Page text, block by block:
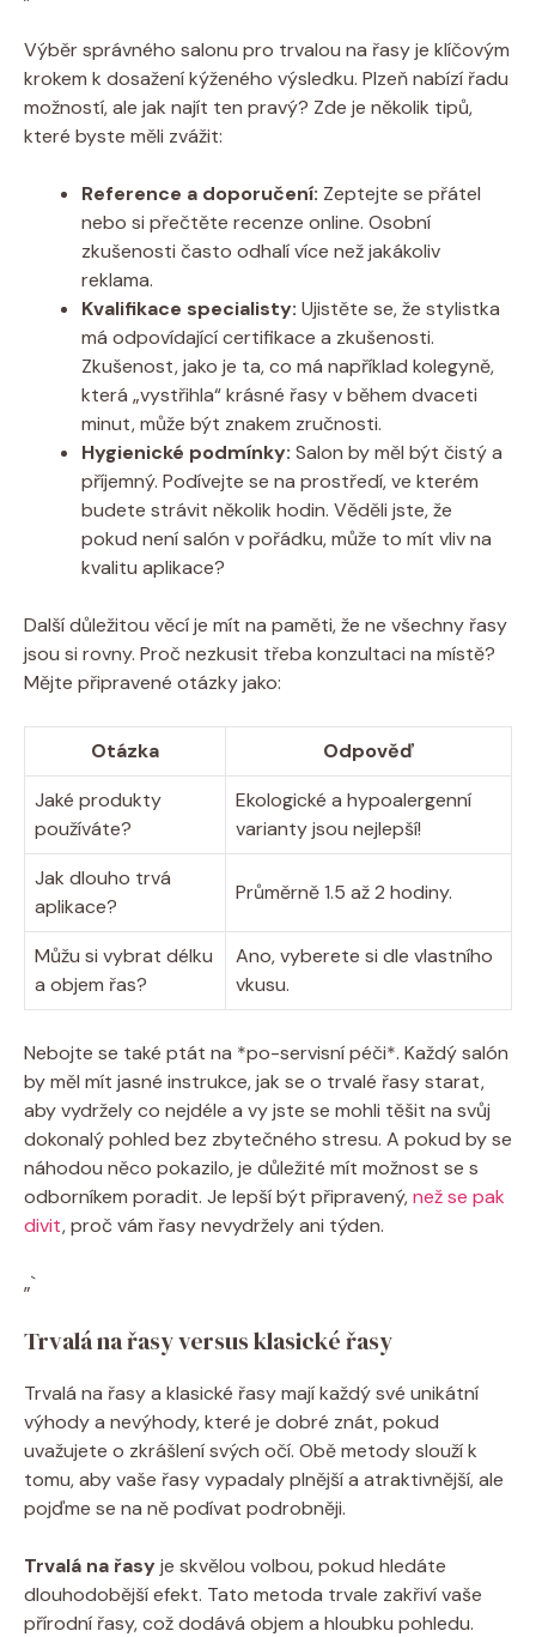
Výběr správného salonu pro trvalou na řasy je klíčovým
krokem k dosažení kýženého výsledku. Plzeň nabízí řadu
možností, ale jak najít ten pravý? Zde je několik tipů,
které byste měli zvážit:
Reference a doporučení: Zeptejte se přátel
nebo si přečtěte recenze online. Osobní
zkušenosti často odhalí více než jakákoliv
reklama.
Kvalifikace specialisty: Ujistěte se, že stylistka
má odpovídající certifikace a zkušenosti.
Zkušenost, jako je ta, co má například kolegyně,
která „vystřihla“ krásné řasy v během dvaceti
minut, může být znakem zručnosti.
Hygienické podmínky: Salon by měl být čistý a
příjemný. Podívejte se na prostředí, ve kterém
budete strávit několik hodin. Věděli jste, že
pokud není salón v pořádku, může to mít vliv na
kvalitu aplikace?
Další důležitou věcí je mít na paměti, že ne všechny řasy
jsou si rovny. Proč nezkusit třeba konzultaci na místě?
Mějte připravené otázky jako:
Otázka
Odpověď
Jaké produkty
používáte?
Ekologické a hypoalergenní
varianty jsou nejlepší!
Jak dlouho trvá
aplikace?
Průměrně 1.5 až 2 hodiny.
Můžu si vybrat délku
a objem řas?
Ano, vyberete si dle vlastního
vkusu.
Nebojte se také ptát na *po-servisní péči*. Každý salón
by měl mít jasné instrukce, jak se o trvalé řasy starat,
aby vydržely co nejdéle a vy jste se mohli těšit na svůj
dokonalý pohled bez zbytečného stresu. A pokud by se
náhodou něco pokazilo, je důležité mít možnost se s
odborníkem poradit. Je lepší být připravený,než se pak
divit, proč vám řasy nevydržely ani týden.
„`
Trvalá na řasy versus klasické řasy
Trvalá na řasy a klasické řasy mají každý své unikátní
výhody a nevýhody, které je dobré znát, pokud
uvažujete o zkrášlení svých očí. Obě metody slouží k
tomu, aby vaše řasy vypadaly plnější a atraktivnější, ale
pojďme se na ně podívat podrobněji.
Trvalá na řasyje skvělou volbou, pokud hledáte
dlouhodobější efekt. Tato metoda trvale zakřiví vaše
přírodní řasy, což dodává objem a hloubku pohledu.